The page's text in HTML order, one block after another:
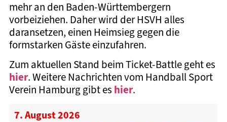
mehr an den Baden-Württembergern
vorbeiziehen. Daher wird der HSVH alles
daransetzen, einen Heimsieg gegen die
formstarken Gäste einzufahren.
Zum aktuellen Stand beim Ticket-Battle geht es
hier. Weitere Nachrichten vom Handball Sport
Verein Hamburg gibt es hier.
7. August 2026